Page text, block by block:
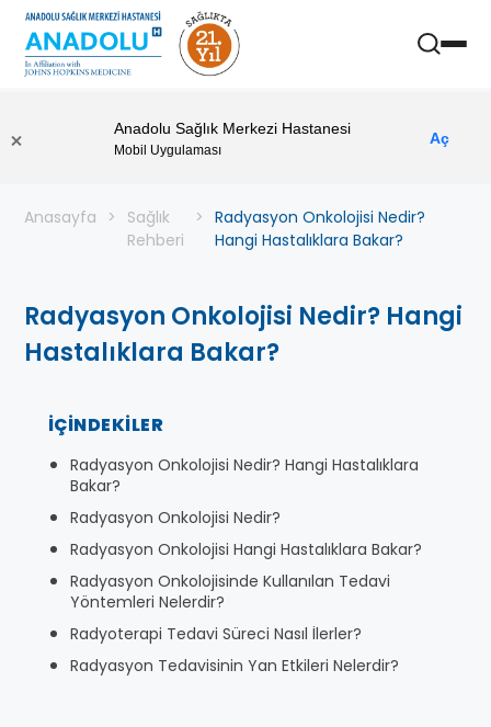
Anadolu Sağlık Merkezi Hastanesi
Mobil Uygulaması
Aç
Anasayfa
Sağlık
Rehberi
Radyasyon Onkolojisi Nedir?
Hangi Hastalıklara Bakar?
Radyasyon Onkolojisi Nedir? Hangi
Hastalıklara Bakar?
İÇINDEKILER
Radyasyon Onkolojisi Nedir? Hangi Hastalıklara
Bakar?
Radyasyon Onkolojisi Nedir?
Radyasyon Onkolojisi Hangi Hastalıklara Bakar?
Radyasyon Onkolojisinde Kullanılan Tedavi
Yöntemleri Nelerdir?
Radyoterapi Tedavi Süreci Nasıl İlerler?
Radyasyon Tedavisinin Yan Etkileri Nelerdir?